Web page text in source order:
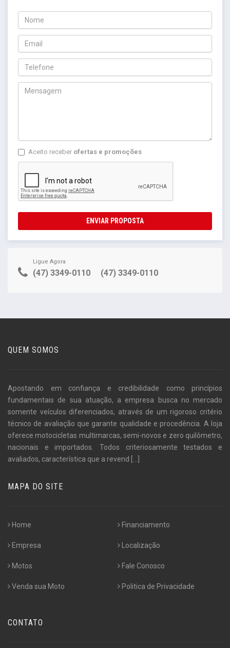
Aceito receber ofertas e promoções
ENVIAR PROPOSTA
Ligue Agora
(47) 3349-0110 (47) 3349-0110
QUEM SOMOS
Apostando em confiança e credibilidade como princípios
fundamentais de sua atuação, a empresa busca no mercado
somente veículos diferenciados, através de um rigoroso critério
técnico de avaliação que garante qualidade e procedência. A loja
oferece motocicletas multimarcas, semi-novos e zero quilômetro,
nacionais e importados. Todos criteriosamente testados e
avaliados, característica que a revend [...]
MAPA DO SITE
Home
Empresa
Motos
Venda sua Moto
Financiamento
Localização
Fale Conosco
Politica de Privacidade
CONTATO